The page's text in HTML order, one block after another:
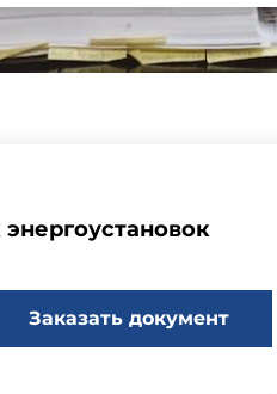
Заказать документ